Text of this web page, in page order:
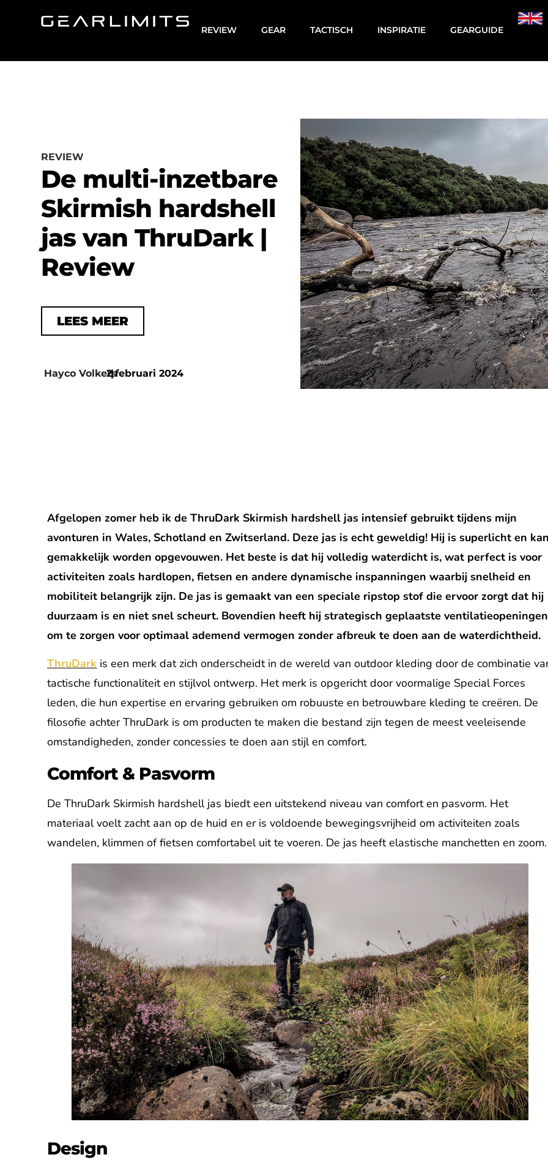
REVIEW GEAR TACTISCH INSPIRATIE GEARGUIDE
REVIEW
De multi-inzetbare
Skirmish hardshell
jas van ThruDark |
Review
LEES MEER
Hayco Volkers
|
2 februari 2024
Afgelopen zomer heb ik de ThruDark Skirmish hardshell jas intensief gebruikt tijdens mijn
avonturen in Wales, Schotland en Zwitserland. Deze jas is echt geweldig! Hij is superlicht en
gemakkelijk worden opgevouwen. Het beste is dat hij volledig waterdicht is, wat perfect is voor
activiteiten zoals hardlopen, fietsen en andere dynamische inspanningen waarbij snelheid en
mobiliteit belangrijk zijn. De jas is gemaakt van een speciale ripstop stof die ervoor zorgt dat hij
duurzaam is en niet snel scheurt. Bovendien heeft hij strategisch geplaatste ventilatieopeningen
om te zorgen voor optimaal ademend vermogen zonder afbreuk te doen aan de waterdichtheid.
ThruDark is een merk dat zich onderscheidt in de wereld van outdoor kleding door de combinatie
tactische functionaliteit en stijlvol ontwerp. Het merk is opgericht door voormalige Special Forces
leden, die hun expertise en ervaring gebruiken om robuuste en betrouwbare kleding te creëren. De
filosofie achter ThruDark is om producten te maken die bestand zijn tegen de meest veeleisende
omstandigheden, zonder concessies te doen aan stijl en comfort.
Comfort & Pasvorm
De ThruDark Skirmish hardshell jas biedt een uitstekend niveau van comfort en pasvorm. Het
materiaal voelt zacht aan op de huid en er is voldoende bewegingsvrijheid om activiteiten zoals
wandelen, klimmen of fietsen comfortabel uit te voeren. De jas heeft elastische manchetten en zoom.
Design